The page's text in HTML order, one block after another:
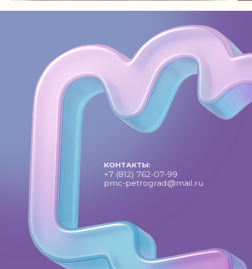
Петроградский молодежный центр ©2025 Все права защищены